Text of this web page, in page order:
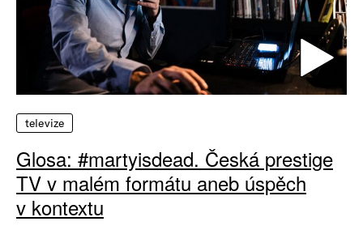
televize
Glosa: #martyisdead. Česká prestige
TV v malém formátu aneb úspěch
v kontextu